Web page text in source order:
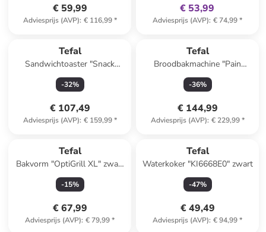
€ 59,99
Adviesprijs (AVP): € 116,99*
€ 53,99
Adviesprijs (AVP): € 74,99*
Tefal
Sandwichtoaster "Snack
Collection" zilverkleurig
-32%
€ 107,49
Adviesprijs (AVP): € 159,99*
Tefal
Broodbakmachine "Pain
Delices" zilverkleurig/zwart
-36%
€ 144,99
Adviesprijs (AVP): € 229,99*
Tefal
Bakvorm "OptiGrill XL" zwart
- 1,6 l
-15%
€ 67,99
Adviesprijs (AVP): € 79,99*
Tefal
Waterkoker "KI6668E0" zwart
-47%
€ 49,49
Adviesprijs (AVP): € 94,99*